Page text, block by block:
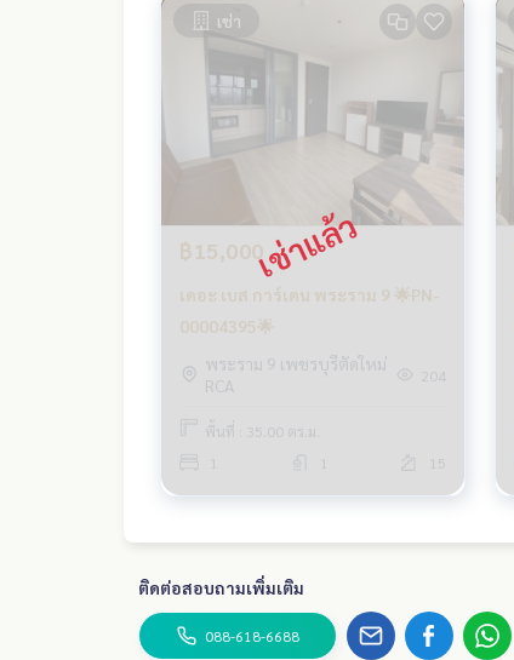
เช่า
฿15,000
เดอะ เบส การ์เดน พระราม 9 🌟PN-
00004395🌟
พระราม 9 เพชรบุรีตัดใหม่
RCA
204
พื้นที่ : 35.00 ตร.ม.
15
ติดต่อสอบถามเพิ่มเติม
088-618-6688